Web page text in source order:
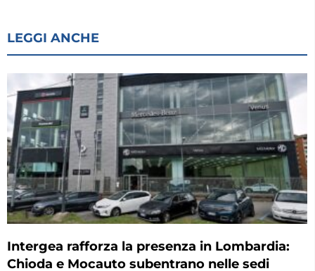
LEGGI ANCHE
Intergea rafforza la presenza in Lombardia:
Chioda e Mocauto subentrano nelle sedi